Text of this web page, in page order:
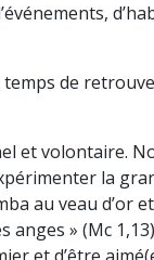
temps de
et volontaire.
la
au veau d’or
» (Mc